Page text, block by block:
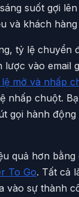
suốt gợi
và khách
tỷ lệ chuyển
vào
mở và nhấp
nhấp chuột.
gọi hành
quả hơn
To Go. Tất cả
sự thành